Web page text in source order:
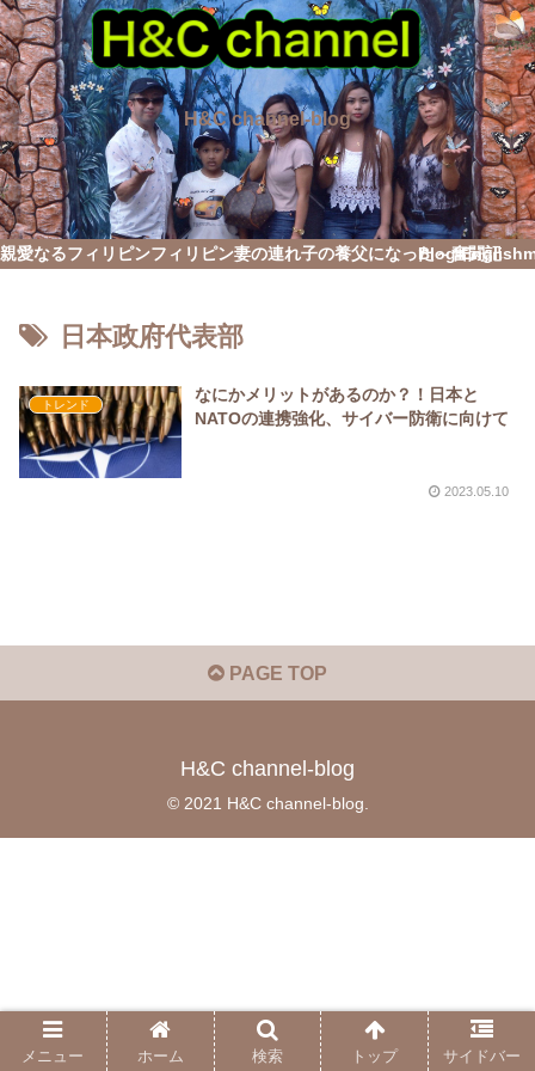
H&C channel-blog
親愛なるフィリピンフィリピン妻の連れ子の養父になった～奮闘記
Blog
日本政府代表部
トレンド
なにかメリットがあるのか？！日本と
NATOの連携強化、サイバー防衛に向けて
2023.05.10
PAGE TOP
H&C channel-blog
© 2021 H&C channel-blog.
メニュー ホーム 検索 トップ サイドバー